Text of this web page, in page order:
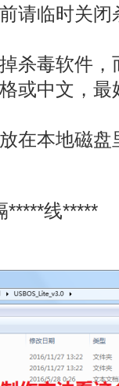
请临时关
杀毒软件
或中文，
在本地磁
*****线*****